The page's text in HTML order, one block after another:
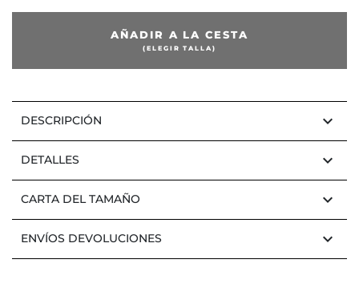
AÑADIR A LA CESTA
(ELEGIR TALLA)
DESCRIPCIÓN keyboard_arrow_down
DETALLES keyboard_arrow_down
CARTA DEL TAMAÑO keyboard_arrow_down
ENVÍOS DEVOLUCIONES keyboard_arrow_down